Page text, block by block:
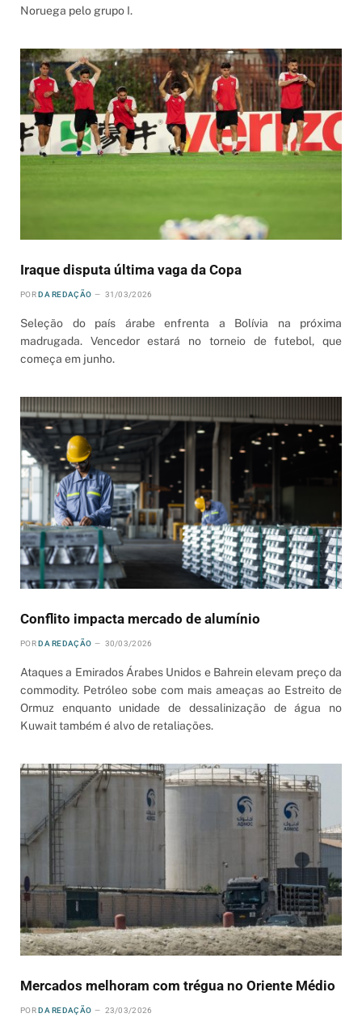
Noruega pelo grupo I.
Iraque disputa última vaga da Copa
POR DA REDAÇÃO 31/03/2026
Seleção do país árabe enfrenta a Bolívia na próxima
madrugada. Vencedor estará no torneio de futebol, que
começa em junho.
Conflito impacta mercado de alumínio
POR DA REDAÇÃO 30/03/2026
Ataques a Emirados Árabes Unidos e Bahrein elevam preço da
commodity. Petróleo sobe com mais ameaças ao Estreito de
Ormuz enquanto unidade de dessalinização de água no
Kuwait também é alvo de retaliações.
Mercados melhoram com trégua no Oriente Médio
POR DA REDAÇÃO 23/03/2026